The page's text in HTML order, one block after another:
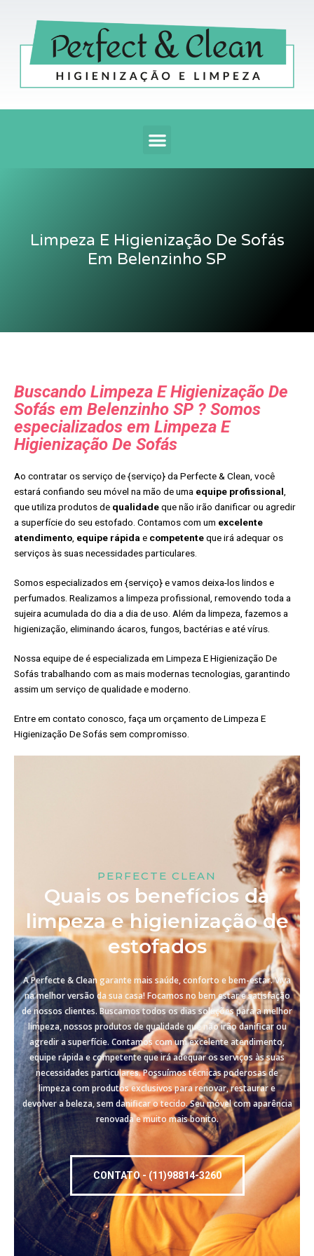
conteúdo
Menu
Limpeza E Higienização De Sofás
Em Belenzinho SP
Buscando Limpeza E Higienização De
Sofás em Belenzinho SP ? Somos
especializados em Limpeza E
Higienização De Sofás
Ao contratar os serviço de {serviço} da Perfecte & Clean, você
estará confiando seu móvel na mão de uma equipe profissional
que utiliza produtos de qualidadeque não irão danificar ou agredir
a superfície do seu estofado. Contamos com um excelente
atendimento equipe rápida e competenteque irá adequar os
serviços às suas necessidades particulares.
Somos especializados em {serviço} e vamos deixa-los lindos e
perfumados. Realizamos a limpeza profissional, removendo toda a
sujeira acumulada do dia a dia de uso. Além da limpeza, fazemos a
higienização, eliminando ácaros, fungos, bactérias e até vírus.
Nossa equipe de é especializada em Limpeza E Higienização De
Sofás trabalhando com as mais modernas tecnologias, garantindo
assim um serviço de qualidade e moderno.
Entre em contato conosco, faça um orçamento de Limpeza E
Higienização De Sofás sem compromisso.
PERFECTE CLEAN
Quais os benefícios da
limpeza e higienização de
estofados
A Perfecte & Clean garante mais saúde, conforto e bem-estar. Viva
na melhor versão da sua casa! Focamos no bem estar e satisfação
de nossos clientes. Buscamos todos os dias soluções para a melhor
limpeza, nossos produtos de qualidade que não irão danificar ou
agredir a superfície. Contamos com um excelente atendimento,
equipe rápida e competente que irá adequar os serviços às suas
necessidades particulares. Possuímos técnicas poderosas de
limpeza com produtos exclusivos para renovar, restaurar e
devolver a beleza, sem danificar o tecido. Seu móvel com aparência
renovada e muito mais bonito.
CONTATO - (11)98814-3260